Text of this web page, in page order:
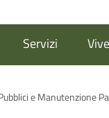
Servizi
e Manutenzione